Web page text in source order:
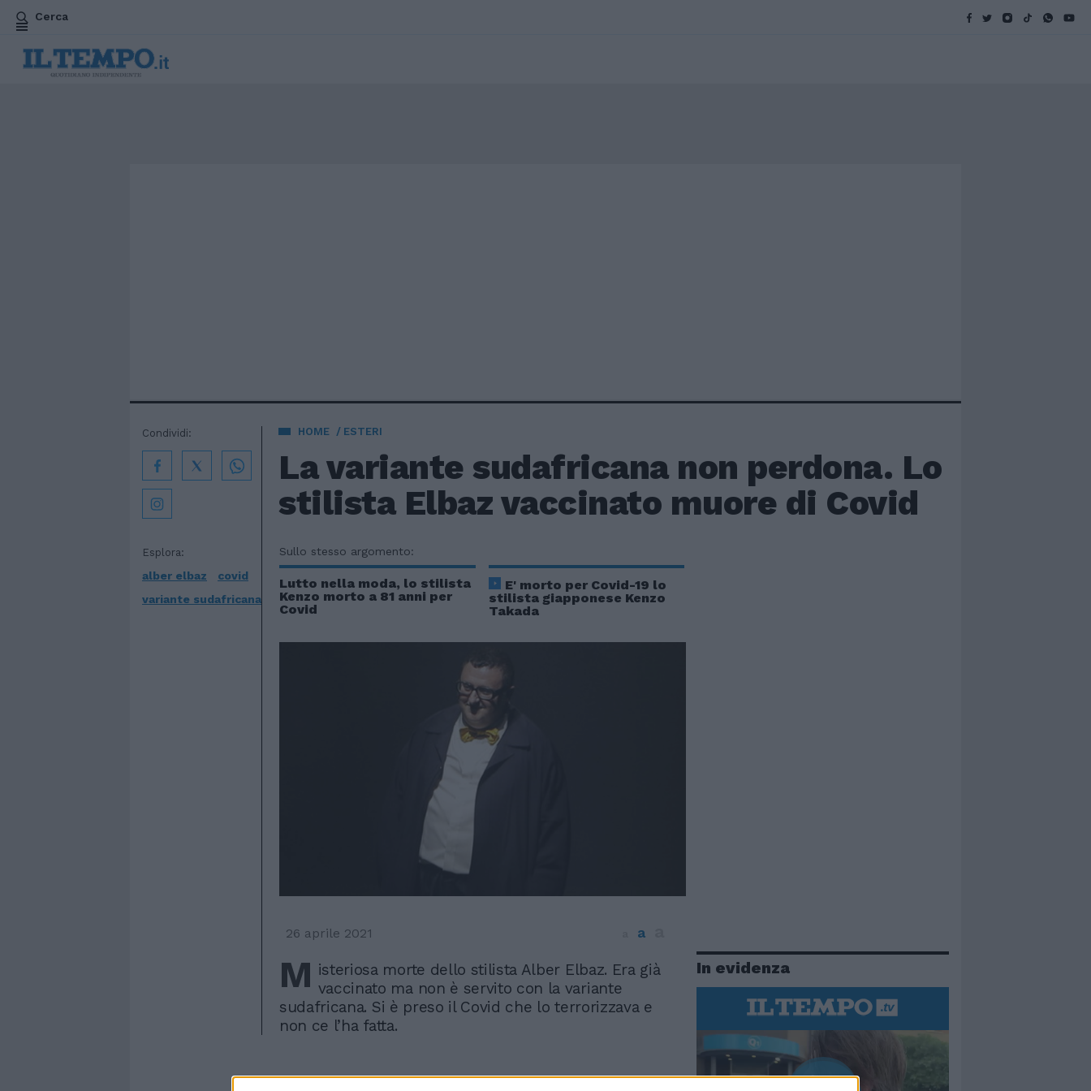
Cerca
HOME ESTERI
La variante sudafricana non perdona. Lo
stilista Elbaz vaccinato muore di Covid
Esplora:
alber elbaz
covid
variante sudafricana
Condividi:
Sullo stesso argomento:
Lutto nella moda, lo stilista
Kenzo morto a 81 anni per
Covid
E' morto per Covid-19 lo
stilista giapponese Kenzo
Takada
26 aprile 2021 a
M isteriosa morte dello stilista Alber Elbaz. Era già
vaccinato ma non è servito con la variante
sudafricana. Si è preso il Covid che lo terrorizzava e
non ce l’ha fatta.
In evidenza